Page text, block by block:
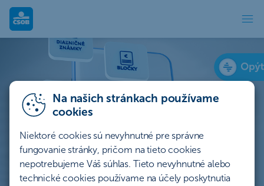
Na našich stránkach používame
cookies
Niektoré cookies sú nevyhnutné pre správne
fungovanie stránky, pričom na tieto cookies
nepotrebujeme Váš súhlas. Tieto nevyhnutné alebo
technické cookies používame na účely poskytnutia
SmartKredit